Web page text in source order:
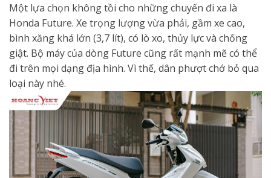
Một lựa chọn không tồi cho những chuyến đi xa là
Honda Future. Xe trọng lượng vừa phải, gầm xe cao,
bình xăng khá lớn (3,7 lít), có lò xo, thủy lực và chống
giật. Bộ máy của dòng Future cũng rất mạnh mẽ có thể
đi trên mọi dạng địa hình. Vì thế, dân phượt chớ bỏ qua
loại này nhé.